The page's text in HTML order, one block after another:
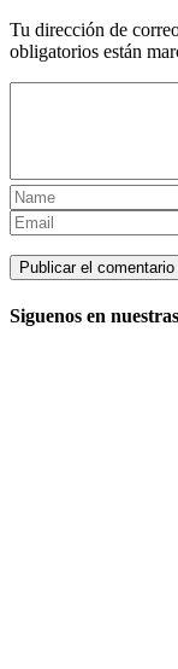
Tu dirección de
obligatorios están
Siguenos en